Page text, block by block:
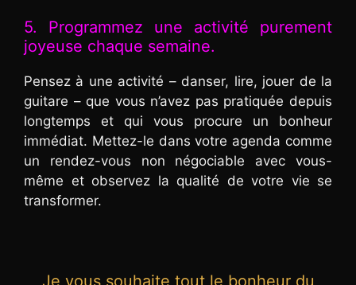
5. Programmez une activité purement
joyeuse chaque semaine.
Pensez à une activité – danser, lire, jouer de la
guitare – que vous n’avez pas pratiquée depuis
longtemps et qui vous procure un bonheur
immédiat. Mettez-le dans votre agenda comme
un rendez-vous non négociable avec vous-
même et observez la qualité de votre vie se
transformer.
Je vous souhaite tout le bonheur du